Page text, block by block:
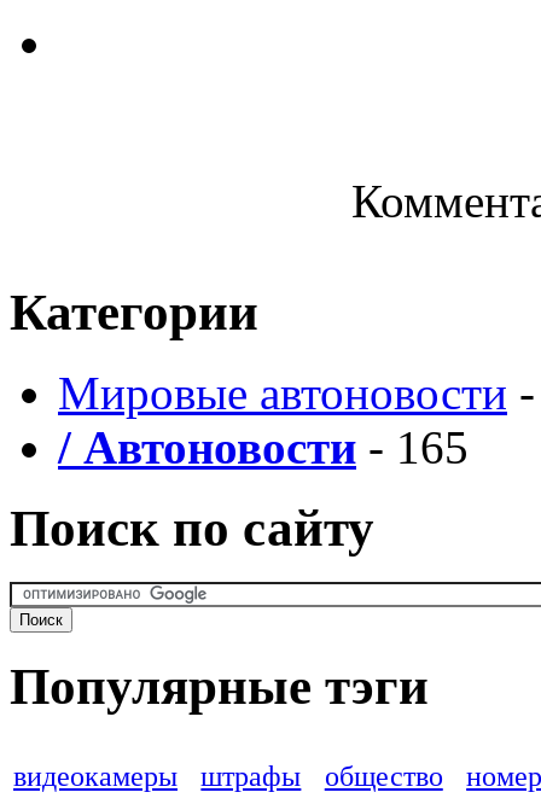
Категории
Мировые автоновости
/ Автоновости - 165
Поиск по сайту
Популярные тэги
видеокамеры штрафы общество